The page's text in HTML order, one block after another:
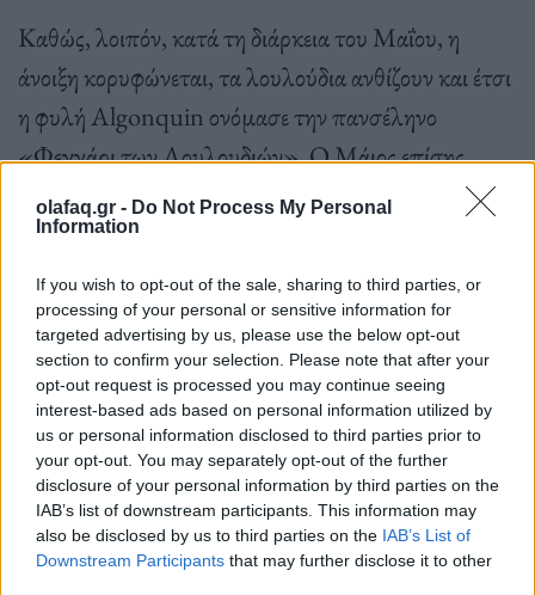
olafaq.gr - Do Not Process My Personal
Information
If you wish to opt-out of the sale, sharing to third parties, or
processing of your personal or sensitive information for
targeted advertising by us, please use the below opt-out
section to confirm your selection. Please note that after your
opt-out request is processed you may continue seeing
interest-based ads based on personal information utilized by
us or personal information disclosed to third parties prior to
your opt-out. You may separately opt-out of the further
disclosure of your personal information by third parties on the
IAB’s list of downstream participants. This information may
also be disclosed by us to third parties on the IAB’s List of
Downstream Participants that may further disclose it to other
Καθώς, λοιπόν, κατά τη διάρκεια του Μαΐου, η
άνοιξη κορυφώνεται, τα λουλούδια ανθίζουν και έτσι
η φυλή Algonquin ονόμασε την πανσέληνο
«Φεγγάρι των Λουλουδιών». Ο Μάιος επίσης
καλείται συχνά ως ο «Μήνας των Λουλουδιών».
Άλλα ονόματα της πανσελήνου του Μαΐου από
διάφορες φυλές: Το Φεγγάρι των Φύλλων , Το
Φεγγάρι της Φύτευσης, Το Φεγγάρι του Βατράχου.
Μπα, προτιμάμε των Λουλουδιών εμείς!
Πηγή:iEidiseis